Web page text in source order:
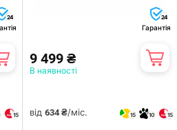
24
15
24
Гарантія
9 499 ₴
В наявності
від 634 ₴/міс. 15 10 15